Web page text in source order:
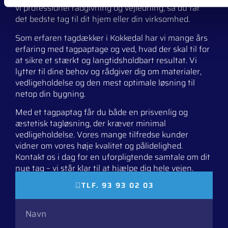
vi professionel rådgivning og vejledning, så du får
det bedste tag til dit hjem eller din virksomhed.
Som erfaren tagdækker i Kokkedal har vi mange års
erfaring med tagpaptage og ved, hvad der skal til for
at sikre et stærkt og langtidsholdbart resultat. Vi
lytter til dine behov og rådgiver dig om materialer,
vedligeholdelse og den mest optimale løsning til
netop din bygning.
Med et tagpaptag får du både en prisvenlig og
æstetisk tagløsning, der kræver minimal
vedligeholdelse. Vores mange tilfredse kunder
vidner om vores høje kvalitet og pålidelighed.
Kontakt os i dag for en uforpligtende samtale om dit
nye tag – vi står klar til at hjælpe dig hele vejen.
TLF. 93 93 02 03